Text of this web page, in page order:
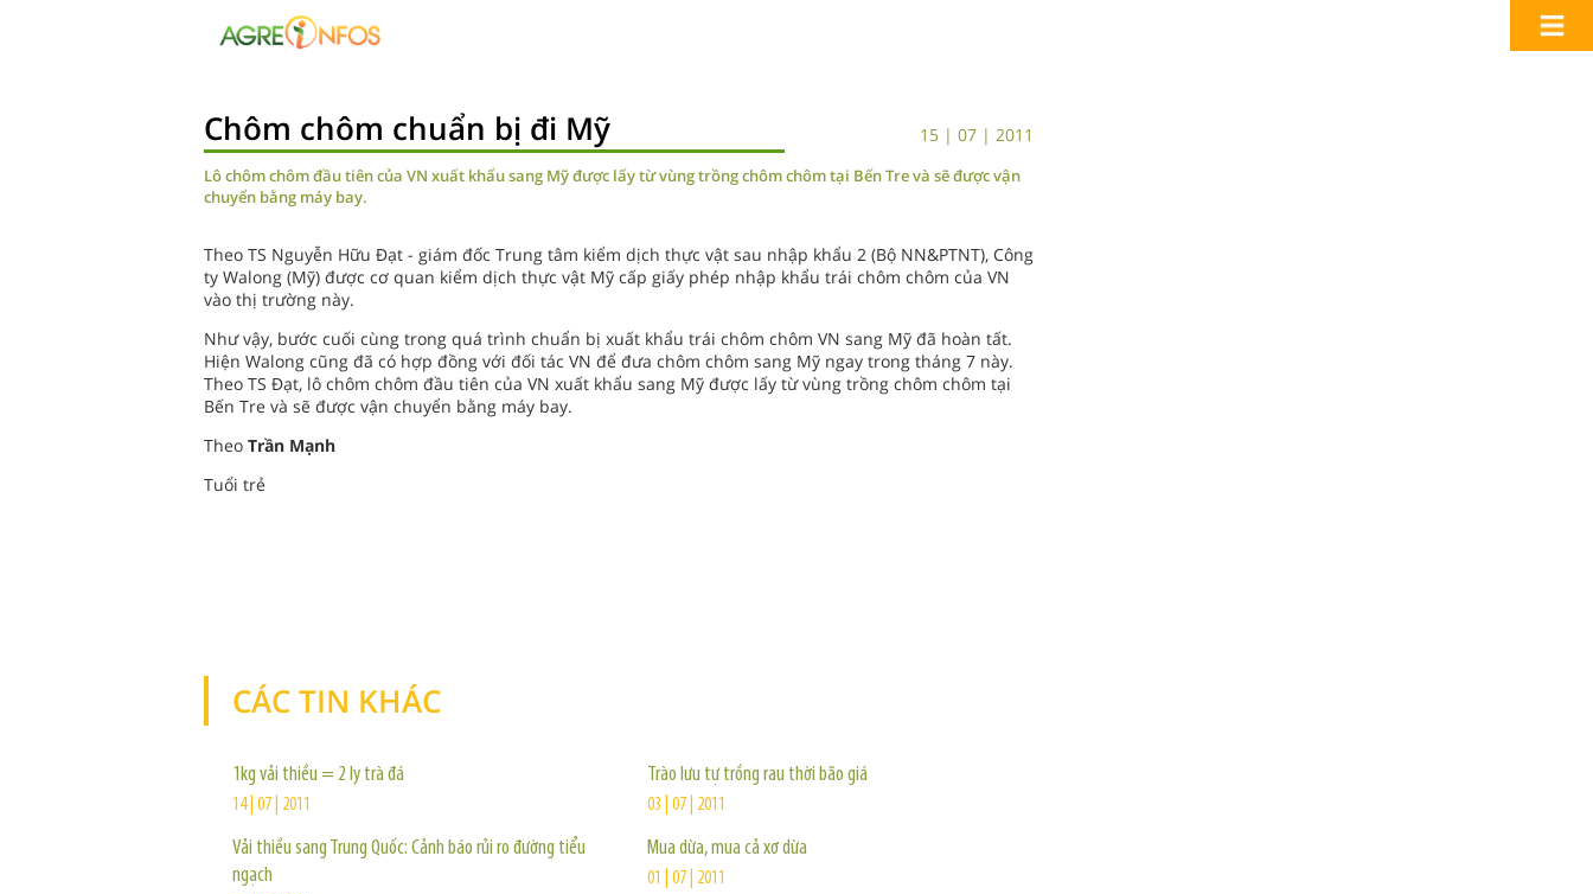
Chôm chôm chuẩn bị đi Mỹ 15 | 07 | 2011
Lô chôm chôm đầu tiên của VN xuất khẩu sang Mỹ được lấy từ vùng trồng chôm chôm tại Bến Tre và sẽ được vận
chuyển bằng máy bay.
Theo TS Nguyễn Hữu Đạt - giám đốc Trung tâm kiểm dịch thực vật sau nhập khẩu 2 (Bộ NN&PTNT), Công
ty Walong (Mỹ) được cơ quan kiểm dịch thực vật Mỹ cấp giấy phép nhập khẩu trái chôm chôm của VN
vào thị trường này.
Như vậy, bước cuối cùng trong quá trình chuẩn bị xuất khẩu trái chôm chôm VN sang Mỹ đã hoàn tất.
Hiện Walong cũng đã có hợp đồng với đối tác VN để đưa chôm chôm sang Mỹ ngay trong tháng 7 này.
Theo TS Đạt, lô chôm chôm đầu tiên của VN xuất khẩu sang Mỹ được lấy từ vùng trồng chôm chôm tại
Bến Tre và sẽ được vận chuyển bằng máy bay.
Theo Trần Mạnh
Tuổi trẻ
CÁC TIN KHÁC
1kg vải thiều = 2 ly trà đá
14 | 07 | 2011
Vải thiều sang Trung Quốc: Cảnh báo rủi ro đường tiểu
ngạch
Trào lưu tự trồng rau thời bão giá
03 | 07 | 2011
Mua dừa, mua cả xơ dừa
01 | 07 | 2011